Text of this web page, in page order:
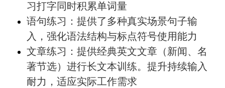
习打字同时积累单词量
语句练习：提供了多种真实场景句子输
入，强化语法结构与标点符号使用能力
文章练习：提供经典英文文章（新闻、名
著节选）进行长文本训练。提升持续输入
耐力，适应实际工作需求